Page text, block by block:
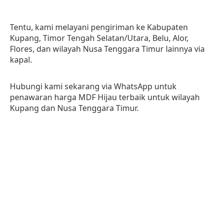
Tentu, kami melayani pengiriman ke Kabupaten
Kupang, Timor Tengah Selatan/Utara, Belu, Alor,
Flores, dan wilayah Nusa Tenggara Timur lainnya via
kapal.
Hubungi kami sekarang via WhatsApp untuk
penawaran harga MDF Hijau terbaik untuk wilayah
Kupang dan Nusa Tenggara Timur.